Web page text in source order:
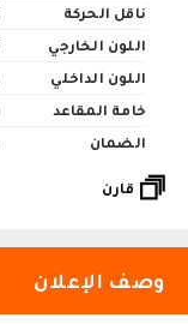
ناقل الحركة
اللون الخارجي
اللون الداخلي
خامة المقاعد
الضمان
قارن
وصف الإعلان